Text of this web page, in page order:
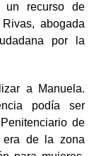
recurso de
abogada
por la
a Manuela.
podía ser
de
de la zona